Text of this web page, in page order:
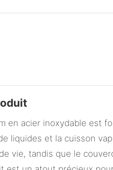
en acier inoxydable est
liquides et la cuisson
vie, tandis que le